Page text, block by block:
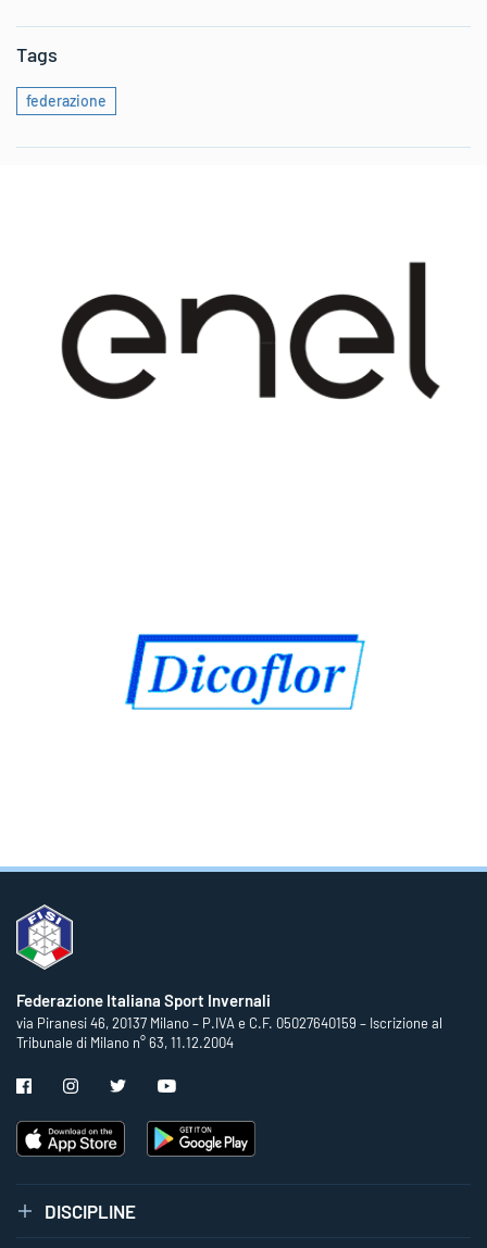
Tags
federazione
Federazione Italiana Sport Invernali
via Piranesi 46, 20137 Milano – P.IVA e C.F. 05027640159 – Iscrizione al
Tribunale di Milano n° 63, 11.12.2004
DISCIPLINE